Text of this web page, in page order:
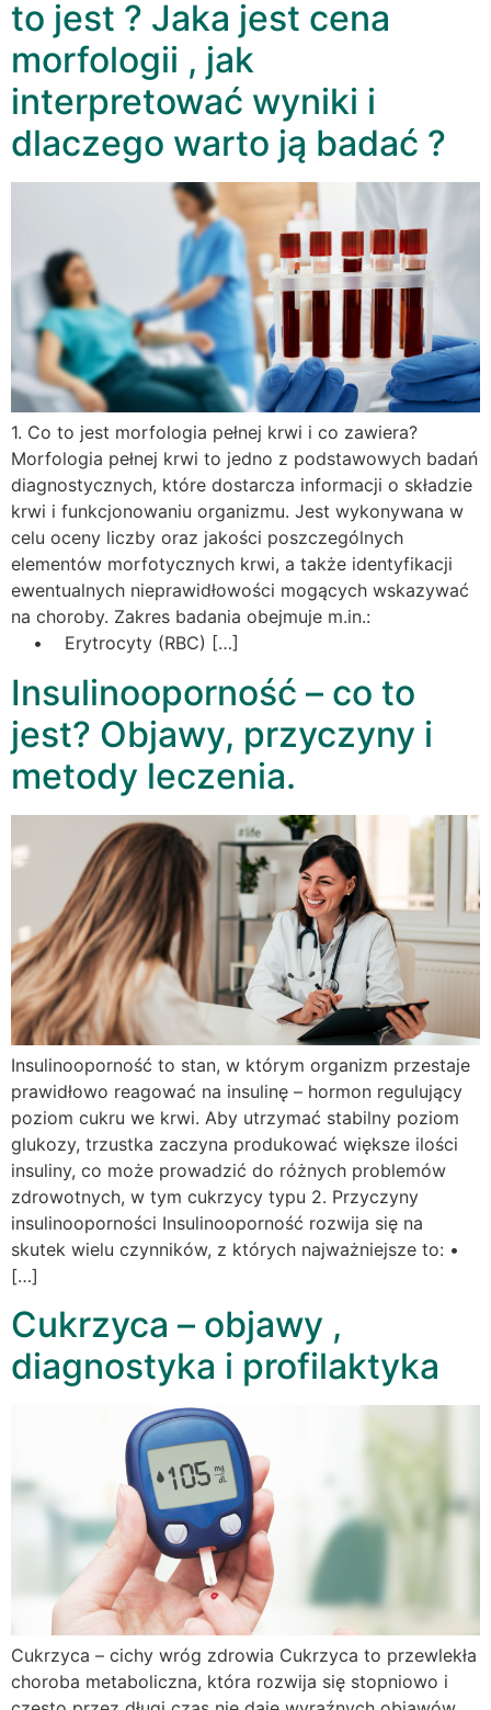
to jest ? Jaka jest cena
morfologii , jak
interpretować wyniki i
dlaczego warto ją badać ?
1. Co to jest morfologia pełnej krwi i co zawiera?
Morfologia pełnej krwi to jedno z podstawowych badań
diagnostycznych, które dostarcza informacji o składzie
krwi i funkcjonowaniu organizmu. Jest wykonywana w
celu oceny liczby oraz jakości poszczególnych
elementów morfotycznych krwi, a także identyfikacji
ewentualnych nieprawidłowości mogących wskazywać
na choroby. Zakres badania obejmuje m.in.:
• Erytrocyty (RBC) […]
Insulinooporność – co to
jest? Objawy, przyczyny i
metody leczenia.
Insulinooporność to stan, w którym organizm przestaje
prawidłowo reagować na insulinę – hormon regulujący
poziom cukru we krwi. Aby utrzymać stabilny poziom
glukozy, trzustka zaczyna produkować większe ilości
insuliny, co może prowadzić do różnych problemów
zdrowotnych, w tym cukrzycy typu 2. Przyczyny
insulinooporności Insulinooporność rozwija się na
skutek wielu czynników, z których najważniejsze to: •
[…]
Cukrzyca – objawy ,
diagnostyka i profilaktyka
Cukrzyca – cichy wróg zdrowia Cukrzyca to przewlekła
choroba metaboliczna, która rozwija się stopniowo i